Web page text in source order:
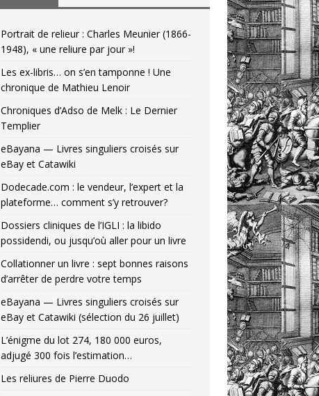
Portrait de relieur : Charles Meunier (1866-
1948), « une reliure par jour »!
Les ex-libris… on s’en tamponne ! Une
chronique de Mathieu Lenoir
Chroniques d’Adso de Melk : Le Dernier
Templier
eBayana — Livres singuliers croisés sur
eBay et Catawiki
Dodecade.com : le vendeur, l’expert et la
plateforme… comment s’y retrouver?
Dossiers cliniques de l’IGLI : la libido
possidendi, ou jusqu’où aller pour un livre
Collationner un livre : sept bonnes raisons
d’arrêter de perdre votre temps
eBayana — Livres singuliers croisés sur
eBay et Catawiki (sélection du 26 juillet)
L’énigme du lot 274, 180 000 euros,
adjugé 300 fois l’estimation…
Les reliures de Pierre Duodo